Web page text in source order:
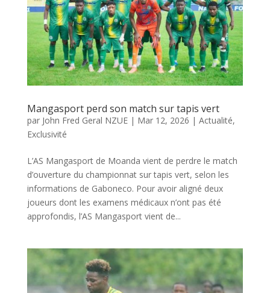
Mangasport perd son match sur tapis vert
par John Fred Geral NZUE| Mar 12, 2026 | Actualité,
Exclusivité
L’AS Mangasport de Moanda vient de perdre le match
d’ouverture du championnat sur tapis vert, selon les
informations de Gaboneco. Pour avoir aligné deux
joueurs dont les examens médicaux n’ont pas été
approfondis, l’AS Mangasport vient de...